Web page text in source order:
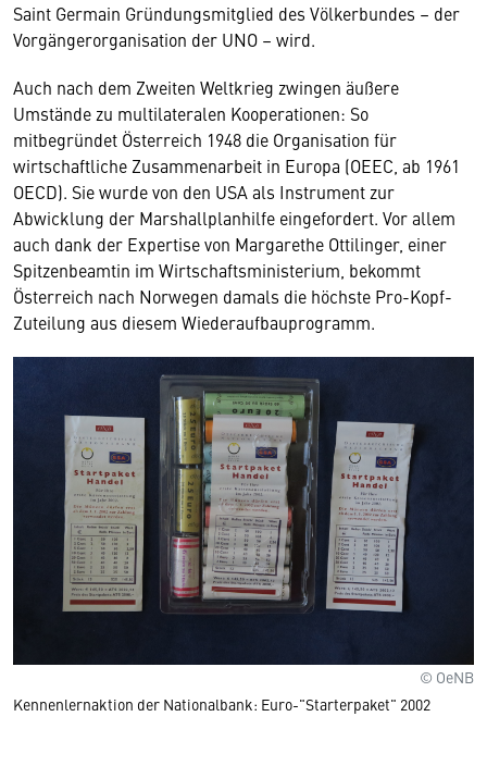
Saint Germain Gründungsmitglied des Völkerbundes – der
Vorgängerorganisation der UNO – wird.
Auch nach dem Zweiten Weltkrieg zwingen äußere
Umstände zu multilateralen Kooperationen: So
mitbegründet Österreich 1948 die Organisation für
wirtschaftliche Zusammenarbeit in Europa (OEEC, ab 1961
OECD). Sie wurde von den USA als Instrument zur
Abwicklung der Marshallplanhilfe eingefordert. Vor allem
auch dank der Expertise von Margarethe Ottilinger, einer
Spitzenbeamtin im Wirtschaftsministerium, bekommt
Österreich nach Norwegen damals die höchste Pro-Kopf-
Zuteilung aus diesem Wiederaufbauprogramm.
© OeNB
Kennenlernaktion der Nationalbank: Euro-"Starterpaket" 2002